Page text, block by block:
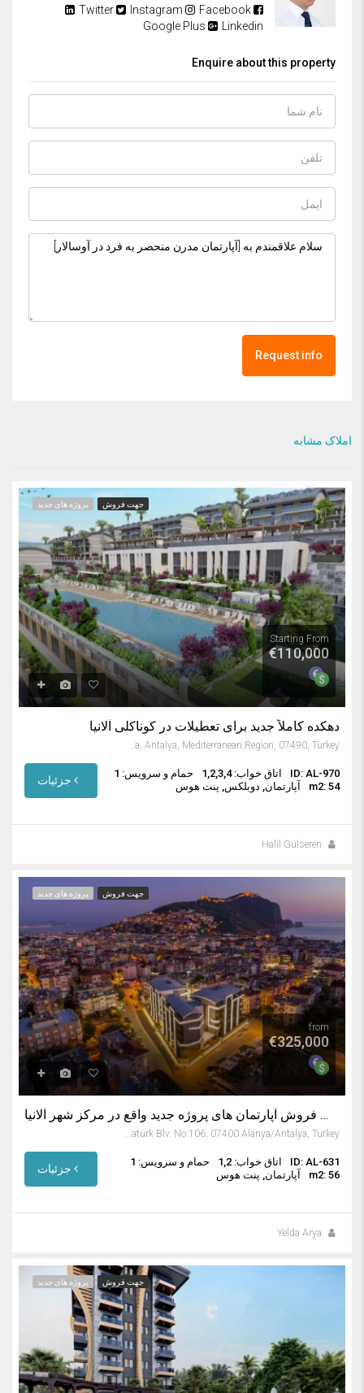
Facebook
Instagram
Twitter
Linkedin
Google Plus
Enquire about this property
Request info
املاک مشابه
جهت فروش پروژه های جدید
Starting From
€110,000
دهکده کاملاً جدید برای تعطیلات در کوناکلی آلانیا
ID: AL-970 اتاق خواب: 1,2,3,4
حمام و سرویس: 1
m2: 54
آپارتمان, دوبلکس, پنت هوس
Halil Gülseren
جهت فروش پروژه های جدید
from
€325,000
آلانیا ترکیه آپارتمان فروشی – پیش فروش آپارتمان های پروژه جدید واقع در مرکز شهر آلانیا
Saray Mahallesi, Atatürk Blv. No:106, 07400 Alanya/Antalya, Turkey
ID: AL-631 اتاق خواب: 1,2
حمام و سرویس: 1
m2: 56
آپارتمان, پنت هوس
Yelda Arya
جهت فروش پروژه های جدید